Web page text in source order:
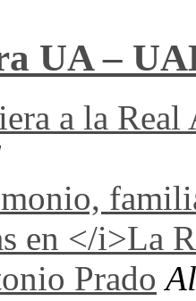
UA –
a la Real
en </i>La
Prado